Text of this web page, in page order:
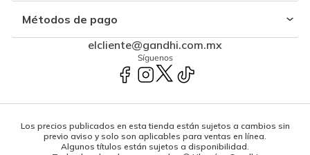
Métodos de pago
elcliente@gandhi.com.mx
Síguenos
Los precios publicados en esta tienda están sujetos a cambios sin
previo aviso y solo son aplicables para ventas en línea.
Algunos títulos están sujetos a disponibilidad.